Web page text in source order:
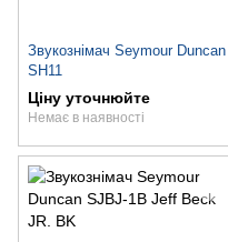
Звукознімач Seymour Duncan
SH11
Ціну уточнюйте
Немає в наявності